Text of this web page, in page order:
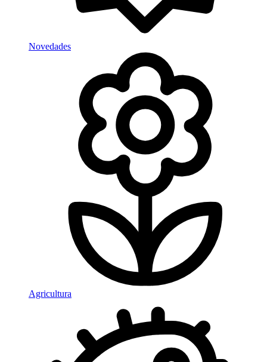
Novedades
Agricultura